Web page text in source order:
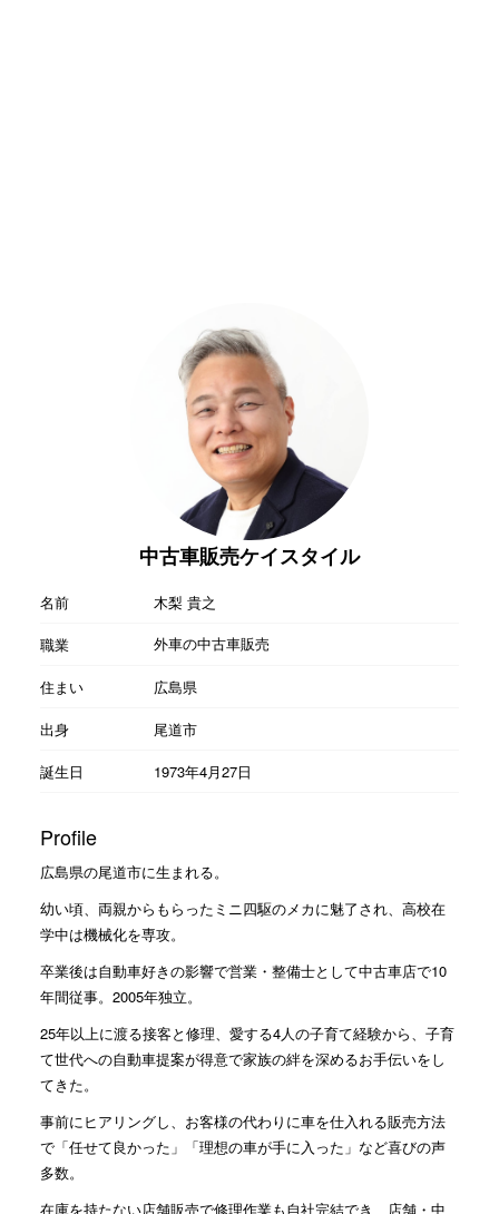
中古車販売ケイスタイル
名前
木梨 貴之
職業
外車の中古車販売
住まい
広島県
出身
尾道市
誕生日
1973年4月27日
Profile
広島県の尾道市に生まれる。
幼い頃、両親からもらったミニ四駆のメカに魅了され、高校在
学中は機械化を専攻。
卒業後は自動車好きの影響で営業・整備士として中古車店で10
年間従事。2005年独立。
25年以上に渡る接客と修理、愛する4人の子育て経験から、子育
て世代への自動車提案が得意で家族の絆を深めるお手伝いをし
てきた。
事前にヒアリングし、お客様の代わりに車を仕入れる販売方法
で「任せて良かった」「理想の車が手に入った」など喜びの声
多数。
在庫を持たない店舗販売で修理作業も自社完結でき、店舗・中